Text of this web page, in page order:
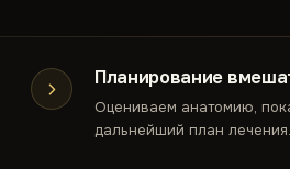
Планирование
Оцениваем анатомию,
дальнейший план лечения.